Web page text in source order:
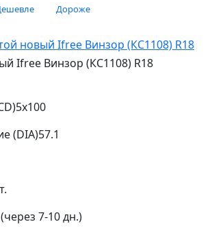
Дороже
Ifree Винзор (КС1108) R18
5x100
(DIA)57.1
7-10 дн.)